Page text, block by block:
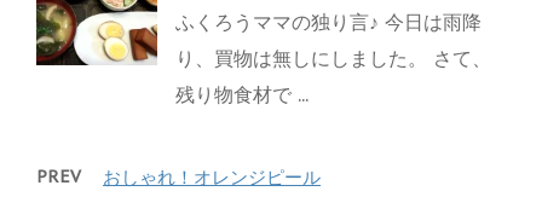
ふくろうママの独り言♪ 今日は雨降
り、買物は無しにしました。 さて、
残り物食材で ...
PREV おしゃれ！オレンジピール